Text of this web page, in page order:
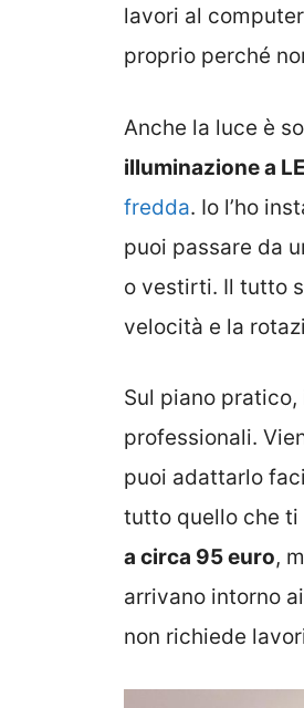
lavori al
proprio perché
Anche la luce è
illuminazione a
fredda. Io l’ho
puoi passare da
o vestirti. Il tutto
velocità e la
Sul piano
professionali.
puoi adattarlo
tutto quello che ti
a circa 95 euro,
arrivano intorno
non richiede